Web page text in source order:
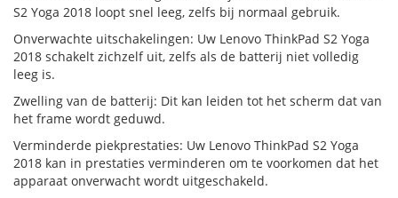
S2 Yoga 2018 loopt snel leeg, zelfs bij normaal gebruik.
Onverwachte uitschakelingen: Uw Lenovo ThinkPad S2 Yoga
2018 schakelt zichzelf uit, zelfs als de batterij niet volledig
leeg is.
Zwelling van de batterij: Dit kan leiden tot het scherm dat van
het frame wordt geduwd.
Verminderde piekprestaties: Uw Lenovo ThinkPad S2 Yoga
2018 kan in prestaties verminderen om te voorkomen dat het
apparaat onverwacht wordt uitgeschakeld.